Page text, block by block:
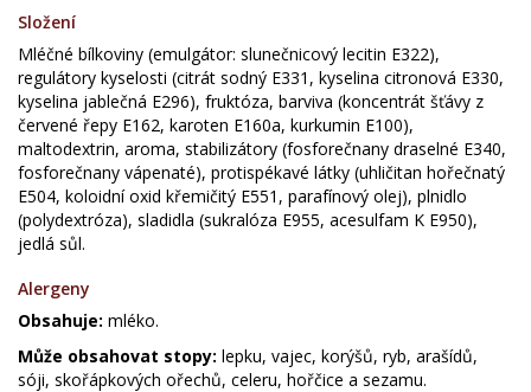
Složení
Mléčné bílkoviny (emulgátor: slunečnicový lecitin E322),
regulátory kyselosti (citrát sodný E331, kyselina citronová E330,
kyselina jablečná E296), fruktóza, barviva (koncentrát šťávy z
červené řepy E162, karoten E160a, kurkumin E100),
maltodextrin, aroma, stabilizátory (fosforečnany draselné E340,
fosforečnany vápenaté), protispékavé látky (uhličitan hořečnatý
E504, koloidní oxid křemičitý E551, parafínový olej), plnidlo
(polydextróza), sladidla (sukralóza E955, acesulfam K E950),
jedlá sůl.
Alergeny
Obsahuje: mléko.
Může obsahovat stopy: lepku, vajec, korýšů, ryb, arašídů,
sóji, skořápkových ořechů, celeru, hořčice a sezamu.